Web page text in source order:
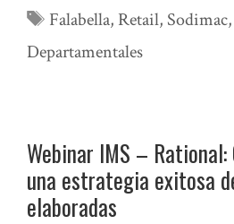
Etiquetas
Falabella, Retail, Sodimac,
Departamentales
Webinar IMS – Rational:
una estrategia exitosa
elaboradas